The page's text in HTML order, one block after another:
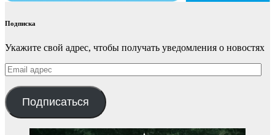
Подписка
Укажите свой адрес, чтобы получать уведомления о новостях
Email
адрес
Подписаться